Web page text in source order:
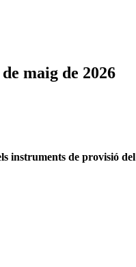
maig de 2026
instruments de provisió del